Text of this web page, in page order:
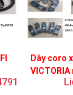
Dây coro
VICTORIA